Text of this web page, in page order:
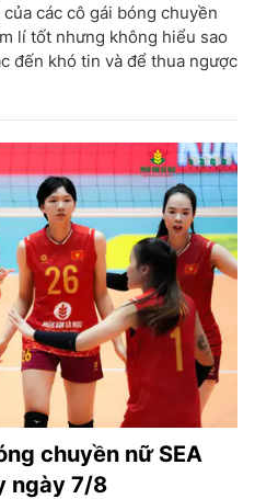
các cô gái bóng chuyền
lí tốt nhưng không hiểu sao
đến khó tin và để thua ngược
chuyền nữ SEA
ngày 7/8